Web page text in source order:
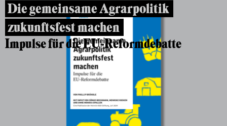
Die gemeinsame Agrarpolitik
zukunftsfest machen
Impulse für die EU-Reformdebatte